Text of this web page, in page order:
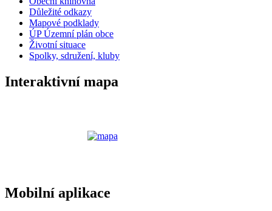
Důležité odkazy
Mapové podklady
ÚP Územní plán obce
Životní situace
Spolky, sdružení, kluby
Interaktivní mapa
Mobilní aplikace